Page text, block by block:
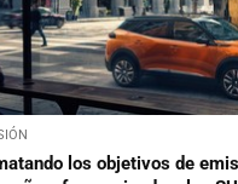
los objetivos de